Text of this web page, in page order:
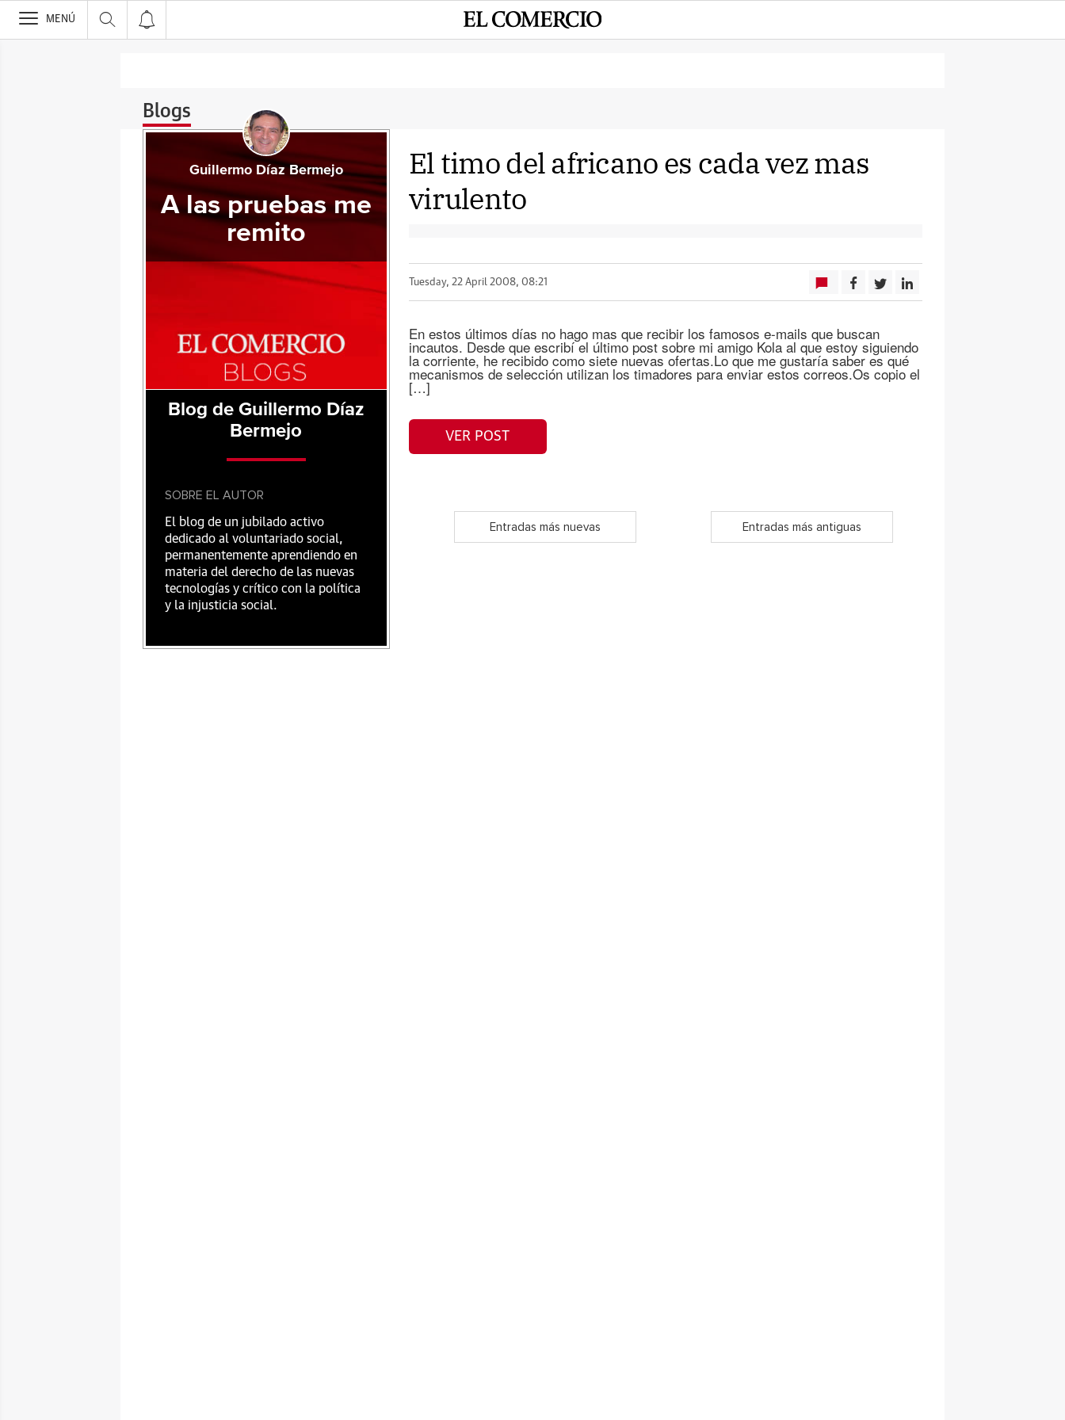
>
MENÚ
Blogs
El timo del africano es cada vez mas
virulento
Tuesday, 22 April 2008, 08:21
En estos últimos días no hago mas que recibir los famosos e-mails que buscan
incautos. Desde que escribí el último post sobre mi amigo Kola al que estoy siguiendo
la corriente, he recibido como siete nuevas ofertas.Lo que me gustaría saber es qué
mecanismos de selección utilizan los timadores para enviar estos correos.Os copio el
[…]
VER POST
Entradas más nuevas Entradas más antiguas
Guillermo Díaz Bermejo
A las pruebas me
remito
Blog de Guillermo Díaz
Bermejo
SOBRE EL AUTOR
El blog de un jubilado activo
dedicado al voluntariado social,
permanentemente aprendiendo en
materia del derecho de las nuevas
tecnologías y crítico con la política
y la injusticia social.